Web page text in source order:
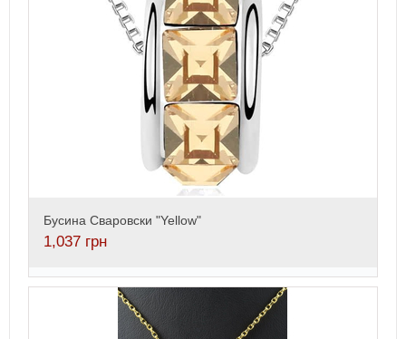
Бусина Сваровски "Yellow"
1,037 грн